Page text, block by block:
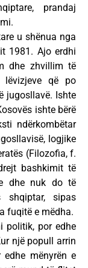
prandaj
u shënua nga
1981. Ajo erdhi
dhe zhvillim të
lëvizjeve që po
jugosllavë. Ishte
ishte bërë
ndërkombëtar
logjike
(Filozofia, f.
bashkimit të
dhe nuk do të
shqiptar, sipas
fuqitë e mëdha.
por edhe
një popull arrin
mënyrën e